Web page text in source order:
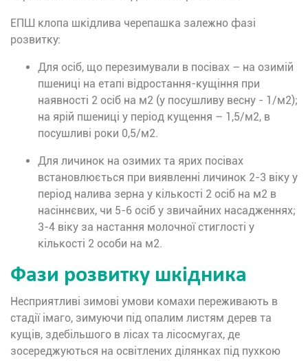
ЕПШ клопа шкідлива черепашка залежно фазі
розвитку:
Для осіб, що перезимували в посівах – на озимій
пшениці на етапі відростання-кущіння при
наявності 2 осіб на м2 (у посушливу весну - 1/м2);
на ярій пшениці у період кущення – 1,5/м2, в
посушливі роки 0,5/м2.
Для личинок на озимих та ярих посівах
встановлюється при виявленні личинок 2-3 віку у
період налива зерна у кількості 2 осіб на м2 в
насіннєвих, чи 5-6 осіб у звичайних насадженнях;
3-4 віку за настання молочної стиглості у
кількості 2 особи на м2.
Фази розвитку шкідника
Несприятливі зимові умови комахи переживають в
стадії імаго, зимуючи під опалим листям дерев та
кущів, здебільшого в лісах та лісосмугах, де
зосереджуються на освітлених ділянках під пухкою